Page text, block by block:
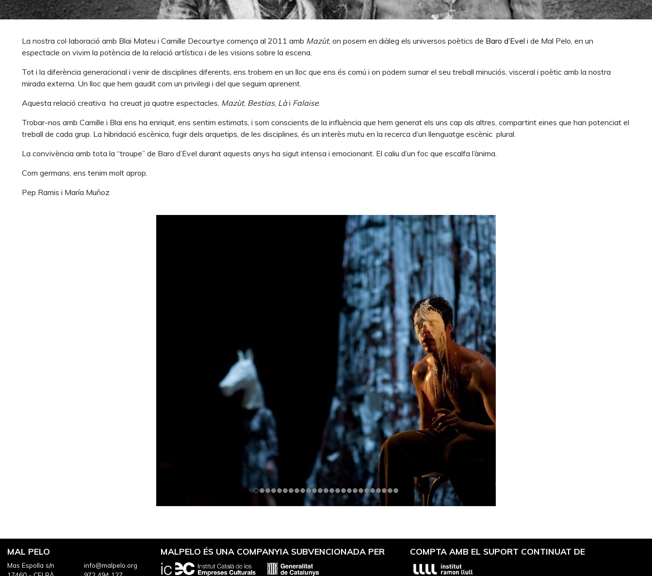
La nostra col·laboració amb Blai Mateu i Camille Decourtye comença al 2011 amb Mazùt, on posem en diàleg els universos poètics de Baro d’Evel i de Mal Pelo, en un
espectacle on vivim la potència de la relació artística i de les visions sobre la escena.
Tot i la diferència generacional i venir de disciplines diferents, ens trobem en un lloc que ens és comú i on podem sumar el seu treball minuciós, visceral i poètic amb la nostra
mirada externa. Un lloc que hem gaudit com un privilegi i del que seguim aprenent.
Aquesta relació creativa ha creuat ja quatre espectacles, Mazùt, Bestias, Lài Falaise.
Trobar-nos amb Camille i Blai ens ha enriquit, ens sentim estimats, i som conscients de la influència que hem generat els uns cap als altres, compartint eines que han potenciat el
treball de cada grup. La hibridació escènica, fugir dels arquetips, de les disciplines, és un interès mutu en la recerca d’un llenguatge escènic plural.
La convivència amb tota la “troupe” de Baro d’Evel durant aquests anys ha sigut intensa i emocionant. El caliu d’un foc que escalfa l’ànima.
Com germans, ens tenim molt aprop.
Pep Ramis i María Muñoz
MAL PELO
Mas Espolla s/n
info@malpelo.org
MALPELO ÉS UNA COMPANYIA SUBVENCIONADA PER COMPTA AMB EL SUPORT CONTINUAT DE